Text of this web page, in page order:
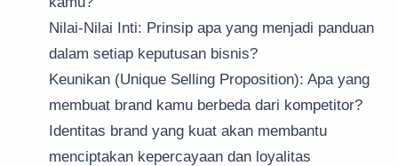
Nilai-Nilai Inti: Prinsip apa yang menjadi panduan
dalam setiap keputusan bisnis?
Keunikan (Unique Selling Proposition): Apa yang
membuat brand kamu berbeda dari kompetitor?
Identitas brand yang kuat akan membantu
menciptakan kepercayaan dan loyalitas